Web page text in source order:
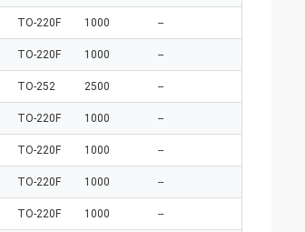
TO-220F 1000 --
TO-220F 1000 --
TO-252 2500 --
TO-220F 1000 --
TO-220F 1000 --
TO-220F 1000 --
TO-220F 1000 --